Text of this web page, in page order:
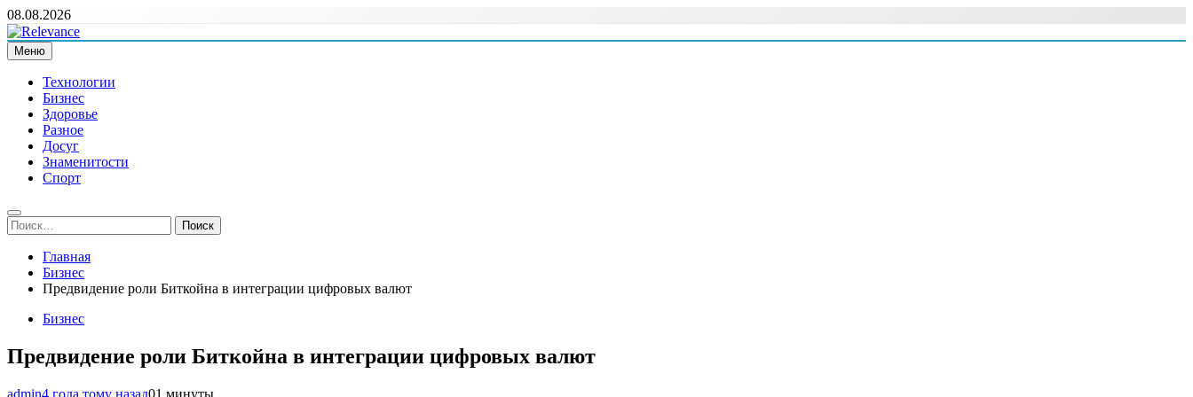
Перейти
к
содержимому
08.08.2026
Relevance
Релевантні новини — саме те, що вам потрібно
Меню
Технологии
Бизнес
Здоровье
Разное
Досуг
Знаменитости
Спорт
Найти:
Главная
Бизнес
Предвидение роли Биткойна в интеграции цифровых валют
Бизнес
Предвидение роли Биткойна в интеграции цифровых валют
admin4 года тому назад01 минуты